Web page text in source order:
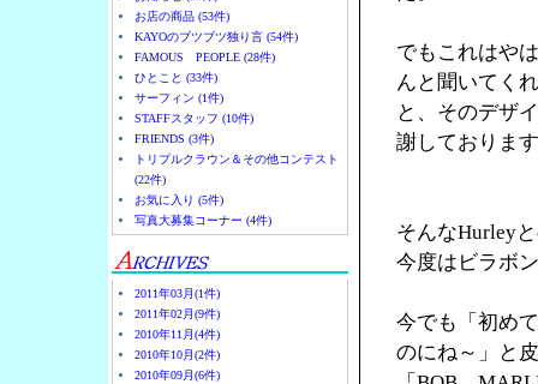
お店の商品 (53件)
KAYOのブツブツ独り言 (54件)
FAMOUS PEOPLE (28件)
ひとこと (33件)
サーフィン (1件)
STAFFスタッフ (10件)
FRIENDS (3件)
トリプルクラウン＆その他コンテスト
(22件)
お気に入り (5件)
写真大募集コーナー (4件)
2011年03月(1件)
2011年02月(9件)
2010年11月(4件)
2010年10月(2件)
2010年09月(6件)
でもこれはや
んと聞いてく
と、そのデザ
謝しておりま
そんなHurley
今度はビラボ
今でも「初め
のにね～」と